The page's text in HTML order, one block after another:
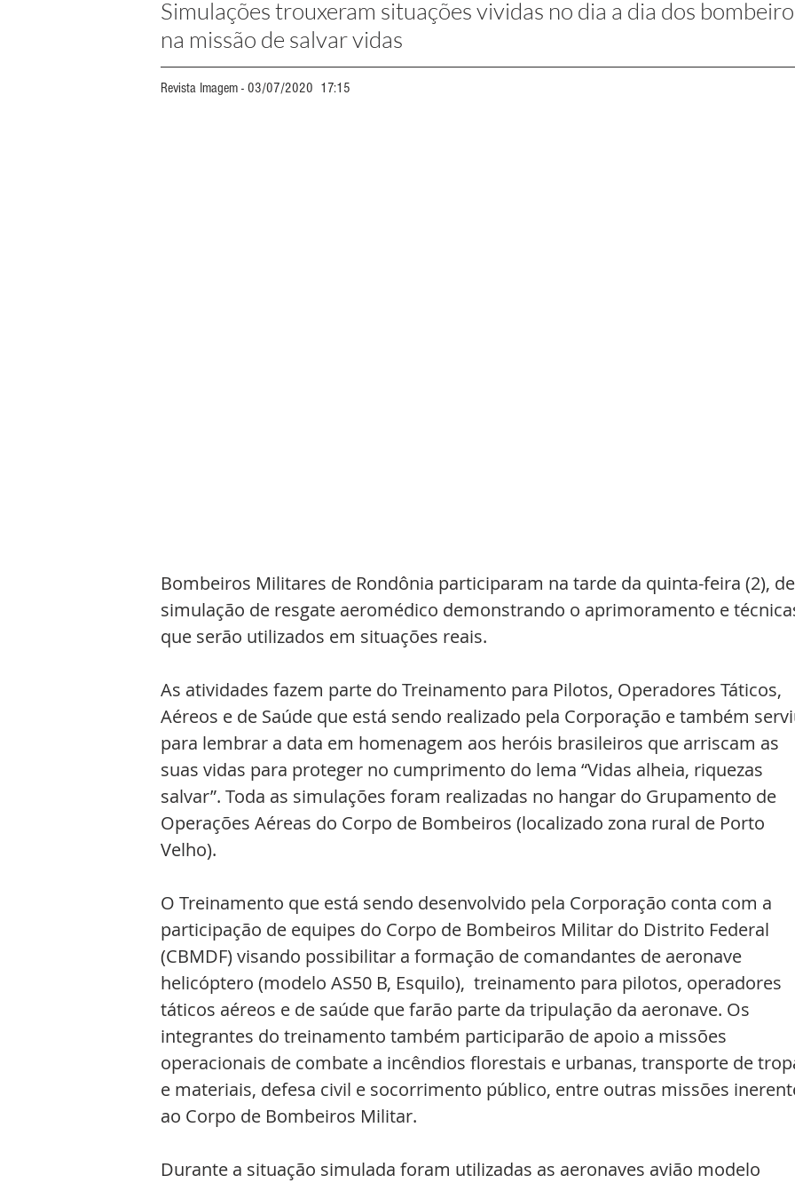
Simulações trouxeram situações vividas no dia a dia dos
na missão de salvar vidas
Revista Imagem - 03/07/2020  17:15
Bombeiros Militares de Rondônia participaram na tarde da quinta-feira (2),
simulação de resgate aeromédico demonstrando o aprimoramento e
que serão utilizados em situações reais.
As atividades fazem parte do Treinamento para Pilotos, Operadores Táticos,
Aéreos e de Saúde que está sendo realizado pela Corporação e também
para lembrar a data em homenagem aos heróis brasileiros que arriscam as
suas vidas para proteger no cumprimento do lema “Vidas alheia, riquezas
salvar”. Toda as simulações foram realizadas no hangar do Grupamento de
Operações Aéreas do Corpo de Bombeiros (localizado zona rural de Porto
Velho).
O Treinamento que está sendo desenvolvido pela Corporação conta com a
participação de equipes do Corpo de Bombeiros Militar do Distrito Federal
(CBMDF) visando possibilitar a formação de comandantes de aeronave
helicóptero (modelo AS50 B, Esquilo),  treinamento para pilotos, operadores
táticos aéreos e de saúde que farão parte da tripulação da aeronave. Os
integrantes do treinamento também participarão de apoio a missões
operacionais de combate a incêndios ﬂorestais e urbanas, transporte de
e materiais, defesa civil e socorrimento público, entre outras missões
ao Corpo de Bombeiros Militar.
Durante a situação simulada foram utilizadas as aeronaves avião modelo